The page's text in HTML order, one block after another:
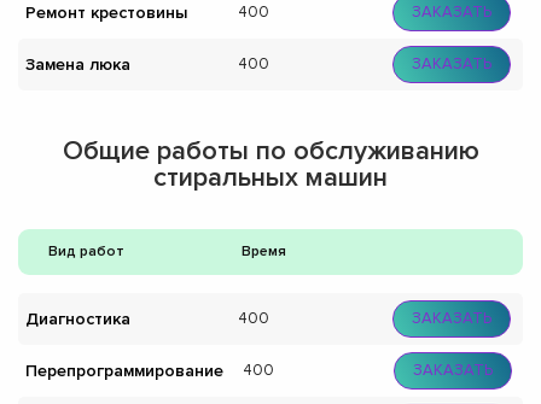
Ремонт крестовины 400 ЗАКАЗАТЬ
Замена люка 400 ЗАКАЗАТЬ
Общие работы по обслуживанию
стиральных машин
Вид работ Время
Диагностика 400 ЗАКАЗАТЬ
Перепрограммирование 400 ЗАКАЗАТЬ